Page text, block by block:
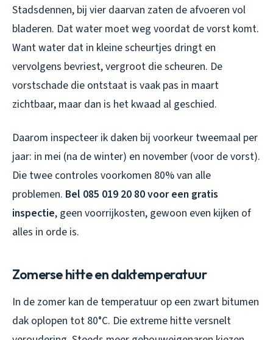
Stadsdennen, bij vier daarvan zaten de afvoeren vol
bladeren. Dat water moet weg voordat de vorst komt.
Want water dat in kleine scheurtjes dringt en
vervolgens bevriest, vergroot die scheuren. De
vorstschade die ontstaat is vaak pas in maart
zichtbaar, maar dan is het kwaad al geschied.
Daarom inspecteer ik daken bij voorkeur tweemaal per
jaar: in mei (na de winter) en november (voor de vorst).
Die twee controles voorkomen 80% van alle
problemen. Bel 085 019 20 80 voor een gratis
inspectie, geen voorrijkosten, gewoon even kijken of
alles in orde is.
Zomerse hitte en daktemperatuur
In de zomer kan de temperatuur op een zwart bitumen
dak oplopen tot 80°C. Die extreme hitte versnelt